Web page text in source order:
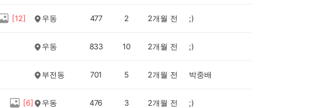
[12] 우동 477 2 2개월 전 ;)
우동 833 10 2개월 전 ;)
부전동 701 5 2개월 전 박중배
[6] 우동 476 3 2개월 전 ;)